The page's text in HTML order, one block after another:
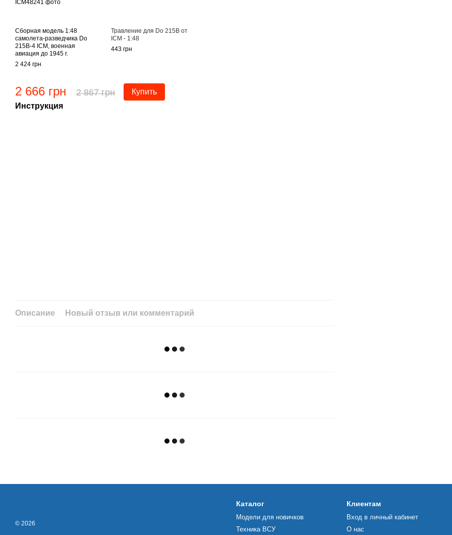
Сборная модель 1:48
самолета-разведчика Do
215B-4 ICM, военная
авиация до 1945 г.
2 424 грн
Травление для Do 215B от
ICM - 1:48
443 грн
2 666 грн 2 867 грн
Купить
Инструкция
Описание Новый отзыв или комментарий
© 2026
Каталог
Модели для новичков
Техника ВСУ
Клиентам
Вход в личный кабинет
О нас